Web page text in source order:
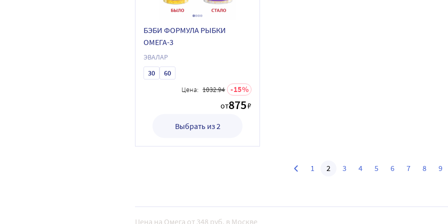
БЭБИ ФОРМУЛА РЫБКИ
ОМЕГА-3
ЭВАЛАР
30
60
Цена: 1032.94
15
от875₽
Выбрать из 2
1 2 3 4 5 6 7 8 9
Цена на Омега от 348 руб. в Москве